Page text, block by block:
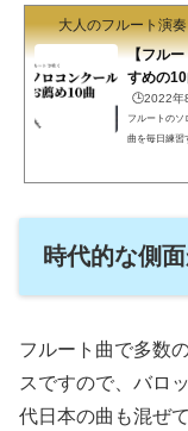
大人のフルート演奏
【フルー
すめの
🕒️2022年
フルートのソ
曲を毎日練習
い。本番まで
時代的な側
フルート曲で多数
スですので、バロ
代日本の曲も混ぜ